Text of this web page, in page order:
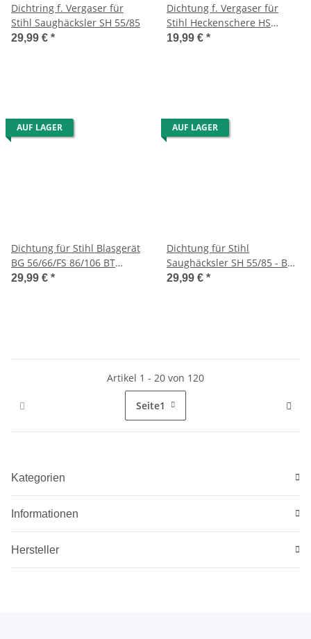
Dichtring f. Vergaser für
Stihl Saughäcksler SH 55/85
29,99 € *
Dichtung f. Vergaser für
Stihl Heckenschere HS
82/82RC/82T/87R/87T
19,99 € *
AUF LAGER
Dichtung für Stihl Blasgerät
BG 56/66/FS 86/106 BT
106/130 usw.
29,99 € *
AUF LAGER
Dichtung für Stihl
Saughäcksler SH 55/85 - BG
45/46/55/65/85
29,99 € *
Artikel 1 - 20 von 120
Seite1
Kategorien
Informationen
Hersteller